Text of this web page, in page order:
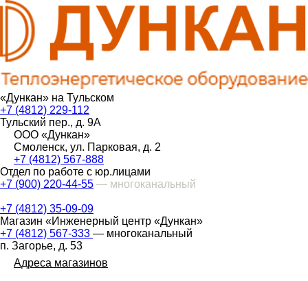
«Дункан» на Тульском
+7 (4812) 229-112
Тульский пер., д. 9А
ООО «Дункан»
Смоленск, ул. Парковая, д. 2
+7 (4812) 567-888
Отдел по работе с юр.лицами
+7 (900) 220-44-55 — многоканальный
+7 (4812) 35-09-09
Магазин «Инженерный центр «Дункан»
+7 (4812) 567-333 — многоканальный
п. Загорье, д. 53
Адреса магазинов